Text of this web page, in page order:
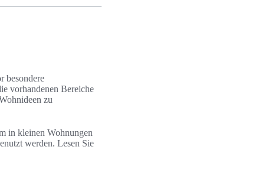
besondere
vorhandenen Bereiche
zu
in kleinen Wohnungen
werden. Lesen Sie